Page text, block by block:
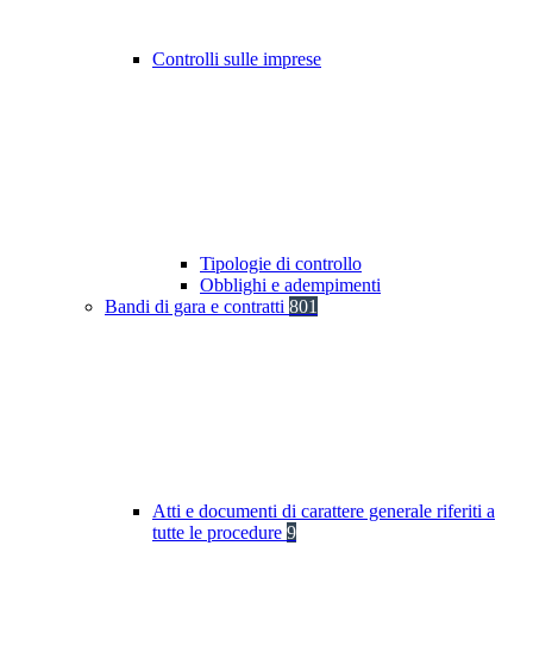
Controlli sulle imprese
Tipologie di controllo
Obblighi e adempimenti
Bandi di gara e contratti 801
Atti e documenti di carattere generale riferiti a
tutte le procedure 9